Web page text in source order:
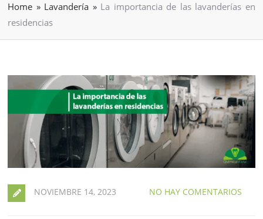
Home » Lavandería » La importancia de las lavanderías en
residencias
NOVIEMBRE 14, 2023 NO HAY COMENTARIOS